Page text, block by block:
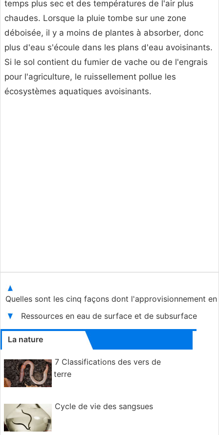
temps plus sec et des températures de l'air plus
chaudes. Lorsque la pluie tombe sur une zone
déboisée, il y a moins de plantes à absorber, donc
plus d'eau s'écoule dans les plans d'eau avoisinants.
Si le sol contient du fumier de vache ou de l'engrais
pour l'agriculture, le ruissellement pollue les
écosystèmes aquatiques avoisinants.
Quelles sont les cinq façons dont l'approvisionnement
Ressources en eau de surface et de subsurface
La nature
7 Classifications des vers de
terre
Cycle de vie des sangsues